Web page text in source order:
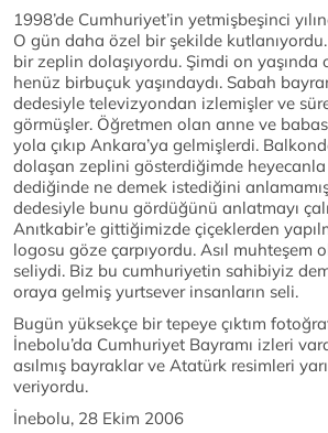
1998’de Cumhuriyet’in yetmişbeşinci
O gün daha özel bir şekilde
bir zeplin dolaşıyordu. Şimdi on yaşında
henüz birbuçuk yaşındaydı. Sabah
dedesiyle televizyondan izlemişler ve
görmüşler. Öğretmen olan anne ve
yola çıkıp Ankara’ya gelmişlerdi.
dolaşan zeplini gösterdiğimde heyecanla
dediğinde ne demek istediğini
dedesiyle bunu gördüğünü anlatmayı
Anıtkabir’e gittiğimizde çiçeklerden
logosu göze çarpıyordu. Asıl muhteşem
seliydi. Biz bu cumhuriyetin sahibiyiz
oraya gelmiş yurtsever insanların seli.
Bugün yüksekçe bir tepeye çıktım
İnebolu’da Cumhuriyet Bayramı izleri
asılmış bayraklar ve Atatürk resimleri
veriyordu.
İnebolu, 28 Ekim 2006